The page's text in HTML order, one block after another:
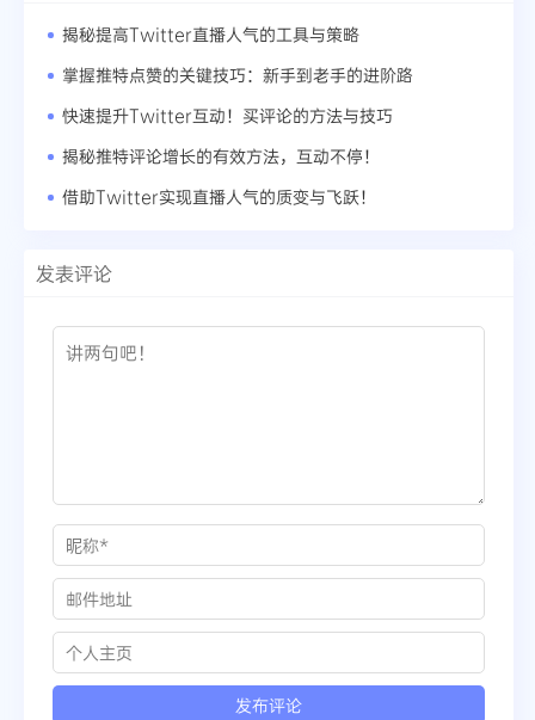
揭秘提高Twitter直播人气的工具与策略
掌握推特点赞的关键技巧：新手到老手的进阶路
快速提升Twitter互动！买评论的方法与技巧
揭秘推特评论增长的有效方法，互动不停！
借助Twitter实现直播人气的质变与飞跃！
发表评论